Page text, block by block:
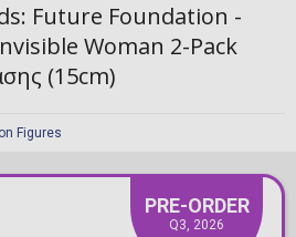
Figures
Future Foundation -
Woman 2-Pack
(15cm)
PRE-ORDER
Q3, 2026